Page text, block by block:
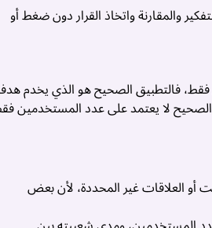
والمقارنة واتخاذ القرار دون ضغط أو
فقط، فالتطبيق الصحيح هو الذي يخدم
الصحيح لا يعتمد على عدد المستخدمين
العلاقات غير المحددة، لأن بعض